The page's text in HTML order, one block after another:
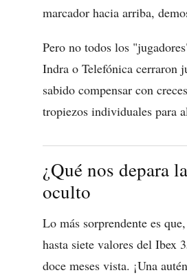
marcador hacia arriba,
Pero no todos los
Indra o Telefónica cerraron
sabido compensar con
tropiezos individuales para
¿Qué nos depara
oculto
Lo más sorprendente es
hasta siete valores del Ibex
doce meses vista. ¡Una